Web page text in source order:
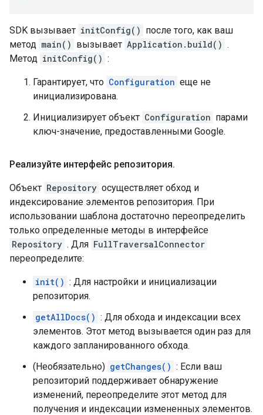
SDK вызывает initConfig() после того, как ваш
метод main() вызывает Application.build() .
Метод initConfig() :
Гарантирует, что Configuration еще не
инициализирована.
Инициализирует объект Configuration парами
ключ-значение, предоставленными Google.
Реализуйте интерфейс репозитория.
Объект Repository осуществляет обход и
индексирование элементов репозитория. При
использовании шаблона достаточно переопределить
только определенные методы в интерфейсе
Repository . Для FullTraversalConnector
переопределите:
init() : Для настройки и инициализации
репозитория.
getAllDocs() : Для обхода и индексации всех
элементов. Этот метод вызывается один раз для
каждого запланированного обхода.
(Необязательно) getChanges() : Если ваш
репозиторий поддерживает обнаружение
изменений, переопределите этот метод для
получения и индексации измененных элементов.